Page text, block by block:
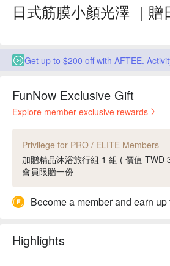
日式筋膜小顏光澤 ｜贈
Get up to $200 off with AFTEE.
FunNow Exclusive Gift
Explore member-exclusive rewards
Privilege for PRO / ELITE Members
加贈精品沐浴旅行組 1 組 ( 價值 TWD
會員限贈一份
Become a member and earn
Highlights